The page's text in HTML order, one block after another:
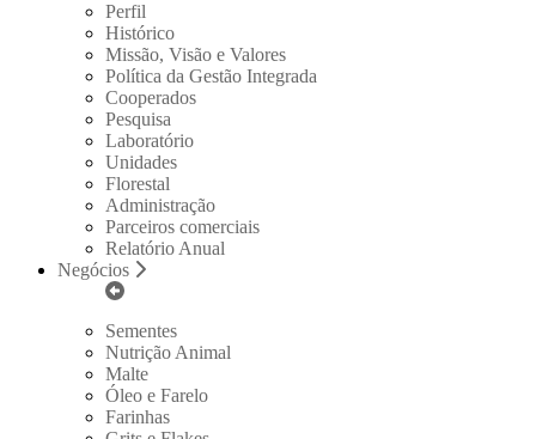
Perfil
Histórico
Missão, Visão e Valores
Política da Gestão Integrada
Cooperados
Pesquisa
Laboratório
Unidades
Florestal
Administração
Parceiros comerciais
Relatório Anual
Negócios
Sementes
Nutrição Animal
Malte
Óleo e Farelo
Farinhas